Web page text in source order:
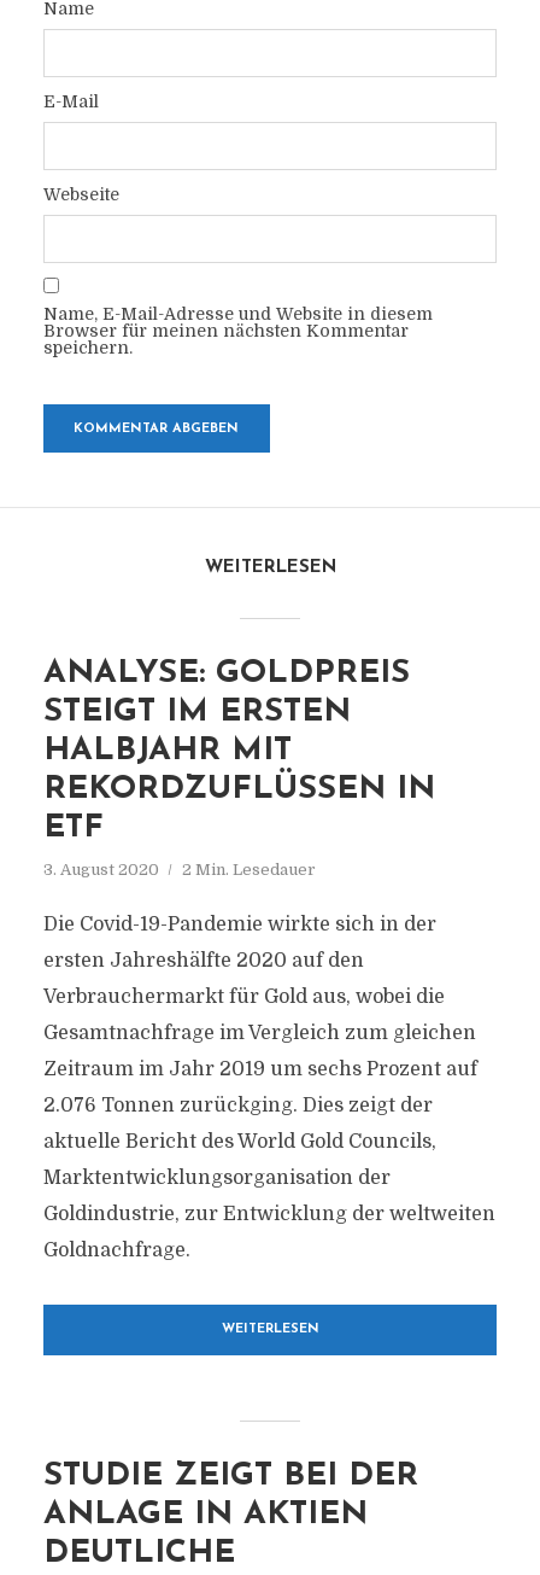
Name
E-Mail
Webseite
Name, E-Mail-Adresse und Website in diesem
Browser für meinen nächsten Kommentar
speichern.
WEITERLESEN
ANALYSE: GOLDPREIS
STEIGT IM ERSTEN
HALBJAHR MIT
REKORDZUFLÜSSEN IN
ETF
3. August 2020 2 Min. Lesedauer
Die Covid-19-Pandemie wirkte sich in der
ersten Jahreshälfte 2020 auf den
Verbrauchermarkt für Gold aus, wobei die
Gesamtnachfrage im Vergleich zum gleichen
Zeitraum im Jahr 2019 um sechs Prozent auf
2.076 Tonnen zurückging. Dies zeigt der
aktuelle Bericht des World Gold Councils,
Marktentwicklungsorganisation der
Goldindustrie, zur Entwicklung der weltweiten
Goldnachfrage.
WEITERLESEN
STUDIE ZEIGT BEI DER
ANLAGE IN AKTIEN
DEUTLICHE